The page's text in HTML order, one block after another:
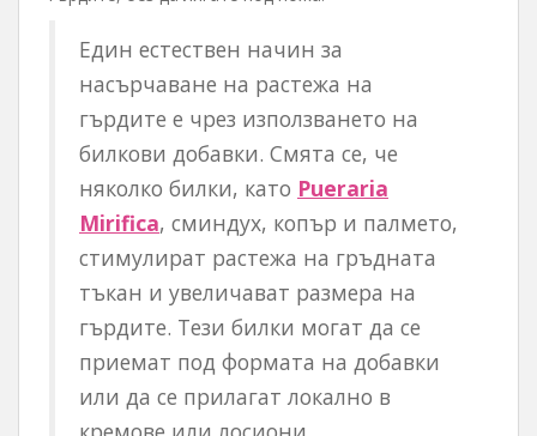
Един естествен начин за
насърчаване на растежа на
гърдите е чрез използването на
билкови добавки. Смята се, че
няколко билки, като Pueraria
Mirifica, сминдух, копър и палмето,
стимулират растежа на гръдната
тъкан и увеличават размера на
гърдите. Тези билки могат да се
приемат под формата на добавки
или да се прилагат локално в